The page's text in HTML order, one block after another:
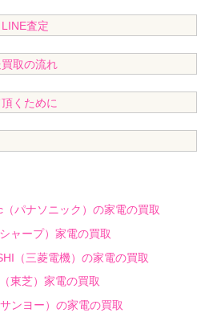
査定
取の流れ
くために
パナソニック）の家電の買取
ャープ）家電の買取
（三菱電機）の家電の買取
東芝）家電の買取
ンヨー）の家電の買取